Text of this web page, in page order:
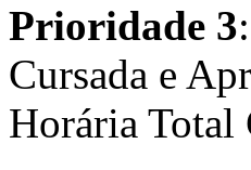
Prioridade 3
Cursada e
Horária Total